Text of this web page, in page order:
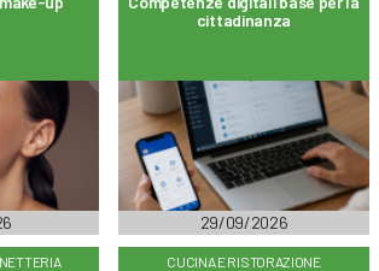
cittadinanza
29/09/2026
CUCINA E RISTORAZIONE